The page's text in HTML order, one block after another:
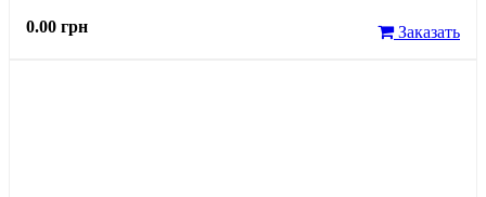
0.00 грн Заказать